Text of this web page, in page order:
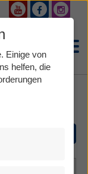
Einige von
helfen, die